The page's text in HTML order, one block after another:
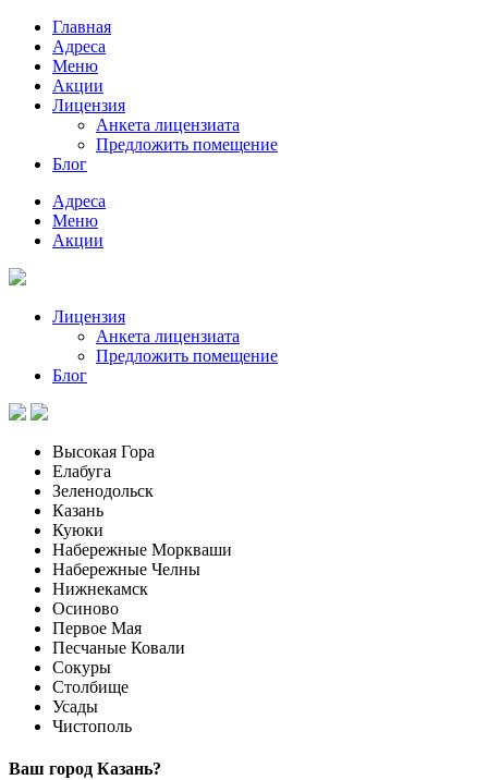
Главная
Адреса
Меню
Акции
Лицензия
Анкета лицензиата
Предложить помещение
Блог
Адреса
Меню
Акции
Лицензия
Анкета лицензиата
Предложить помещение
Блог
Высокая Гора
Елабуга
Зеленодольск
Казань
Куюки
Набережные Моркваши
Набережные Челны
Нижнекамск
Осиново
Первое Мая
Песчаные Ковали
Сокуры
Столбище
Усады
Чистополь
Ваш город Казань?